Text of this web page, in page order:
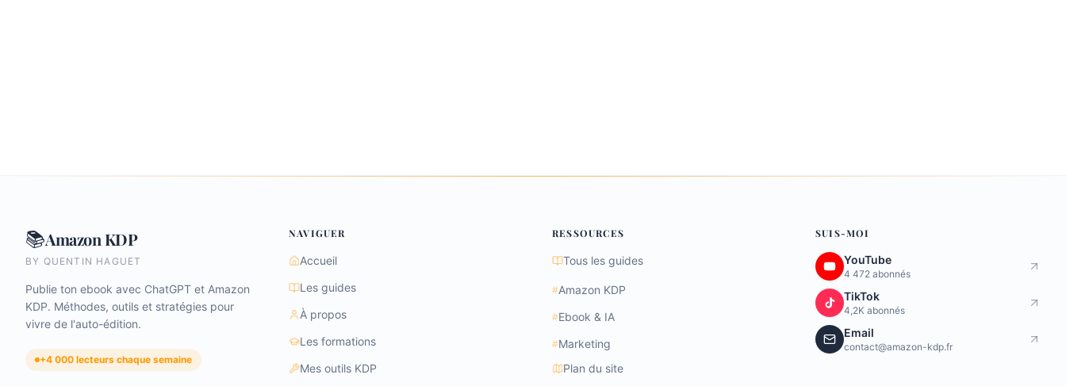
📚Amazon KDP
BY QUENTIN HAGUET
Publie ton ebook avec ChatGPT et Amazon
KDP. Méthodes, outils et stratégies pour
vivre de l'auto-édition.
+4 000 lecteurs chaque semaine
NAVIGUER
Accueil
Les guides
À propos
Les formations
Mes outils KDP
RESSOURCES
Tous les guides
#Amazon KDP
#Ebook & IA
#Marketing
Plan du site
SUIS-MOI
YouTube
4 472 abonnés
TikTok
4,2K abonnés
Email
contact@amazon-kdp.fr